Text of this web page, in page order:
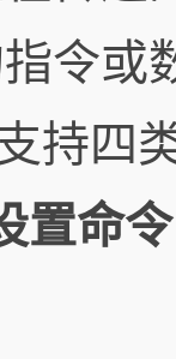
指令
持四
置命令